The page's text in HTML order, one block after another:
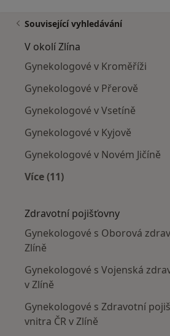
Související vyhledávání
V okolí Zlína
Gynekologové v Kroměříži
Gynekologové v Přerově
Gynekologové v Vsetíně
Gynekologové v Kyjově
Gynekologové v Novém Jičíně
Více (11)
Zdravotní pojišťovny
Gynekologové s Oborová
Zlíně
Gynekologové s Vojenská
v Zlíně
Gynekologové s Zdravotní
vnitra ČR v Zlíně